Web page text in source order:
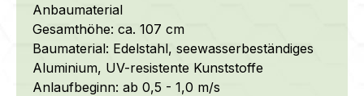
Anbaumaterial
Gesamthöhe: ca. 107 cm
Baumaterial: Edelstahl, seewasserbeständiges
Aluminium, UV-resistente Kunststoffe
Anlaufbeginn: ab 0,5 - 1,0 m/s